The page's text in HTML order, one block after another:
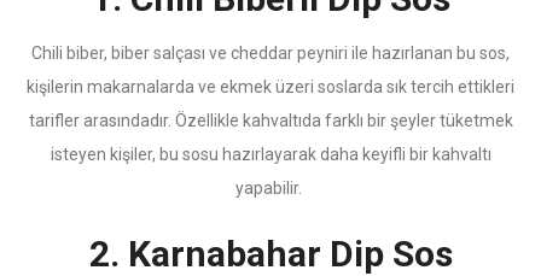
Chili biber, biber salçası ve cheddar peyniri ile hazırlanan bu sos,
kişilerin makarnalarda ve ekmek üzeri soslarda sık tercih ettikleri
tarifler arasındadır. Özellikle kahvaltıda farklı bir şeyler tüketmek
isteyen kişiler, bu sosu hazırlayarak daha keyifli bir kahvaltı
yapabilir.
2. Karnabahar Dip Sos